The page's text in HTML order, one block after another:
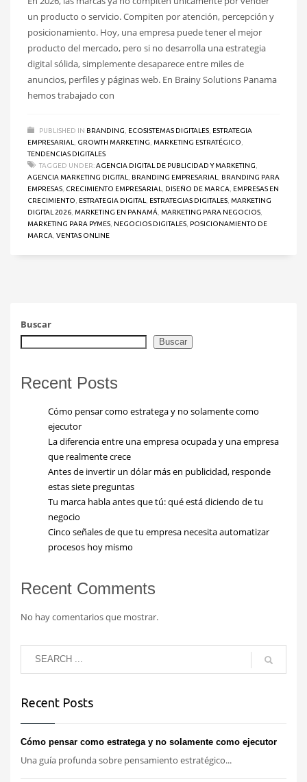
un producto o servicio. Compiten por atención, percepción y
posicionamiento. Hoy, una empresa puede tener el mejor
producto del mercado, pero si no desarrolla una estrategia
digital sólida, simplemente desaparece entre miles de
anuncios, perfiles y páginas web. En Brainy Solutions Panama
hemos trabajado con
PUBLISHED IN BRANDING ECOSISTEMAS DIGITALES ESTRATEGIA
EMPRESARIAL
GROWTH MARKETING MARKETING ESTRATÉGICO
TENDENCIAS DIGITALES
TAGGED UNDER:AGENCIA DIGITAL DE PUBLICIDAD Y MARKETING
AGENCIA MARKETING DIGITAL
BRANDING EMPRESARIAL
BRANDING PARA
EMPRESAS CRECIMIENTO EMPRESARIAL DISEÑO DE MARCA
EMPRESAS EN
CRECIMIENTO
ESTRATEGIA DIGITAL ESTRATEGIAS DIGITALES MARKETING
DIGITAL 2026 MARKETING EN PANAMÁ MARKETING PARA NEGOCIOS
MARKETING PARA PYMES NEGOCIOS DIGITALES POSICIONAMIENTO DE
MARCA VENTAS ONLINE
Buscar
Buscar
Recent Posts
Cómo pensar como estratega y no solamente como
ejecutor
La diferencia entre una empresa ocupada y una empresa
que realmente crece
Antes de invertir un dólar más en publicidad, responde
estas siete preguntas
Tu marca habla antes que tú: qué está diciendo de tu
negocio
Cinco señales de que tu empresa necesita automatizar
procesos hoy mismo
Recent Comments
No hay comentarios que mostrar.
Recent Posts
Cómo pensar como estratega y no solamente como ejecutor
Una guía profunda sobre pensamiento estratégico...